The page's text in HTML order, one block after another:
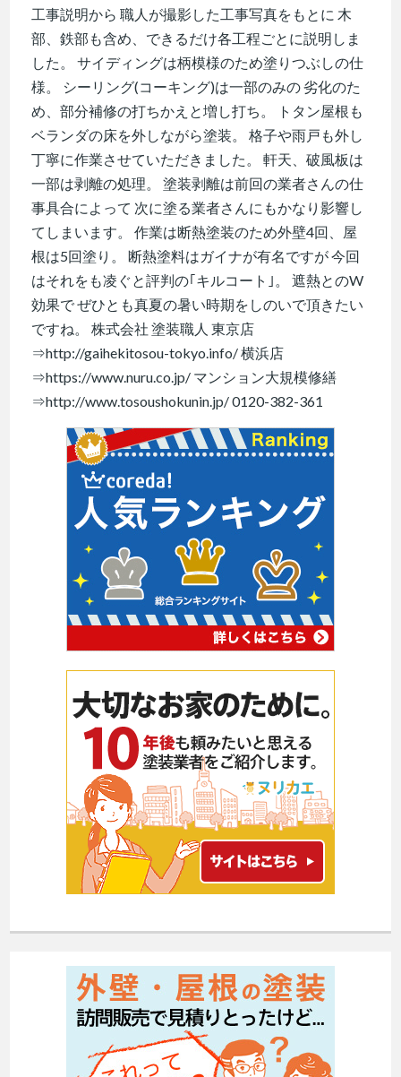
工事説明から 職人が撮影した工事写真をもとに 木
部、鉄部も含め、できるだけ各工程ごとに説明しま
した。 サイディングは柄模様のため塗りつぶしの仕
様。 シーリング(コーキング)は一部のみの 劣化のた
め、部分補修の打ちかえと増し打ち。 トタン屋根も
ベランダの床を外しながら塗装。 格子や雨戸も外し
丁寧に作業させていただきました。 軒天、破風板は
一部は剥離の処理。 塗装剥離は前回の業者さんの仕
事具合によって 次に塗る業者さんにもかなり影響し
てしまいます。 作業は断熱塗装のため外壁4回、屋
根は5回塗り。 断熱塗料はガイナが有名ですが 今回
はそれをも凌ぐと評判の｢キルコート｣。 遮熱とのW
効果で ぜひとも真夏の暑い時期をしのいで頂きたい
ですね。 株式会社 塗装職人 東京店
⇒http://gaihekitosou-tokyo.info/ 横浜店
⇒https://www.nuru.co.jp/ マンション大規模修繕
⇒http://www.tosoushokunin.jp/ 0120-382-361